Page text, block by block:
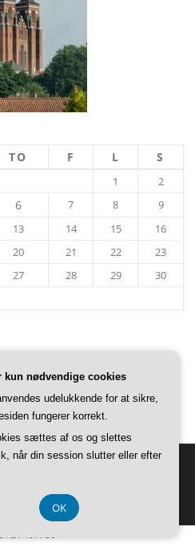
TO F L S
1
2
6 7 8
9
13 14 15
16
20 21 22
23
27 28 29
30
Alle rettigheder forbeholdes.
af FameThemes
kun nødvendige cookies
udelukkende for at sikre,
fungerer korrekt.
sættes af os og slettes
når din session slutter eller efter
OK